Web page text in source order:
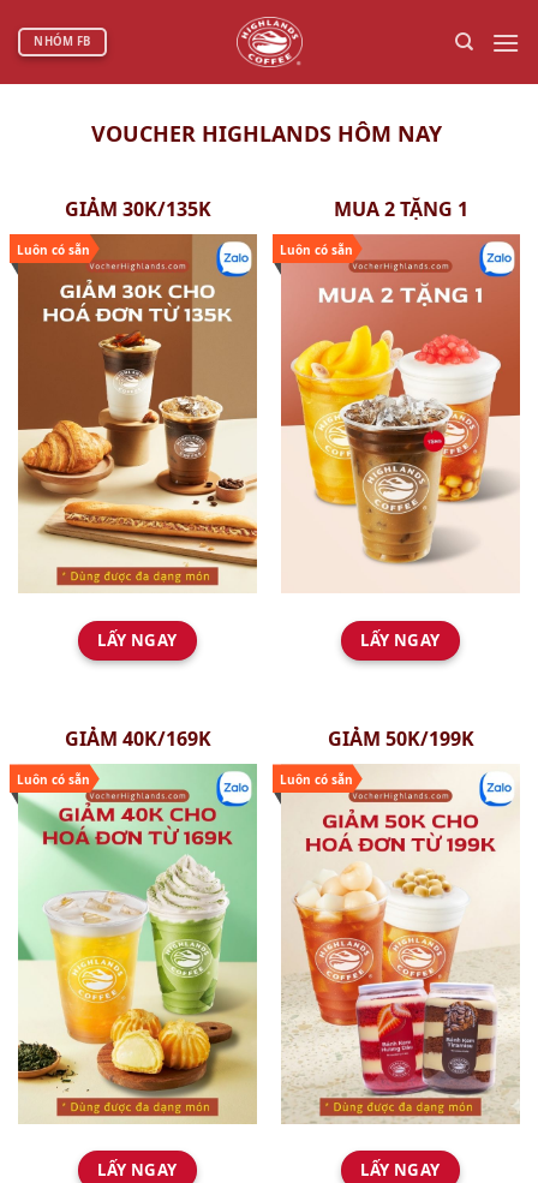
quaNHÓM FB
VOUCHER HIGHLANDS HÔM NAY
GIẢM 30K/135K
LẤY NGAY
MUA 2 TẶNG 1
LẤY NGAY
GIẢM 40K/169K
LẤY NGAY
GIẢM 50K/199K
LẤY NGAY